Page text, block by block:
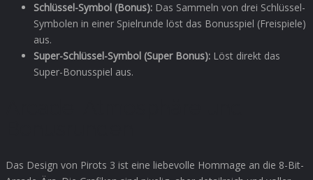
Schlüssel-Symbol (Bonus): Das Sammeln von drei Schlüssel-
Symbolen in einer Spielrunde löst das Bonusspiel (Freispiele)
aus.
Super-Schlüssel-Symbol (Super Bonus): Löst direkt das
Super-Bonusspiel aus.
Das Design von Pirots 3 ist eine liebevolle Hommage an die 8-Bit-